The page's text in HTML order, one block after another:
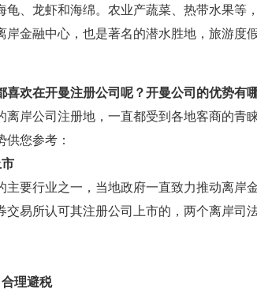
、龙虾和海绵。农业产蔬菜、热带水果等
金融中心，也是著名的潜水胜地，旅游度
喜欢在开曼注册公司呢？开曼公司的优势有
离岸公司注册地，一直都受到各地客商的
您参考：
主要行业之一，当地政府一直致力推动离
易所认可其注册公司上市的，两个离岸司
理避税